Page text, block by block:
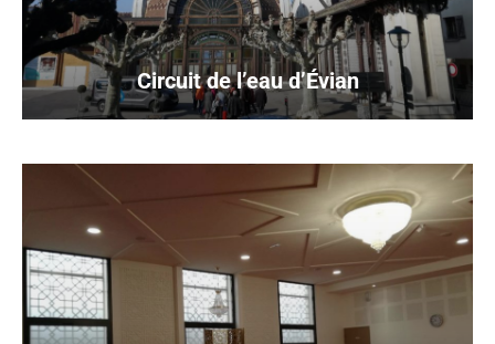
Circuit de l’eau d’Évian